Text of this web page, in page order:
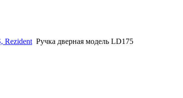
Rezident Ручка дверная модель LD175